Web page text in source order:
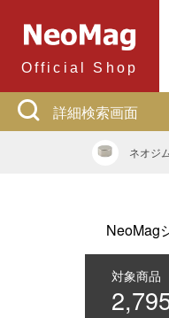
Official Shop
詳細検索画面
ネオジ
NeoMag
対象商品